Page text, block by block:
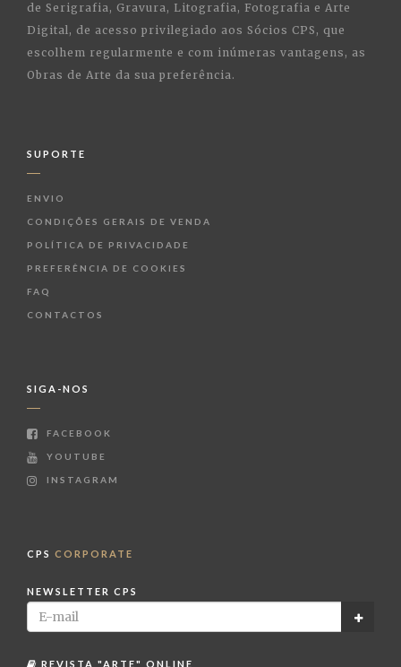
de Serigrafia, Gravura, Litografia, Fotografia e Arte
Digital, de acesso privilegiado aos Sócios CPS, que
escolhem regularmente e com inúmeras vantagens, as
Obras de Arte da sua preferência.
SUPORTE
ENVIO
CONDIÇÕES GERAIS DE VENDA
POLÍTICA DE PRIVACIDADE
PREFERÊNCIA DE COOKIES
FAQ
CONTACTOS
SIGA-NOS
FACEBOOK
YOUTUBE
INSTAGRAM
CPS CORPORATE
NEWSLETTER CPS
REVISTA "ARTE" ONLINE